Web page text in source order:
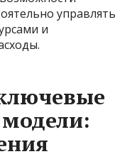
управлять
и